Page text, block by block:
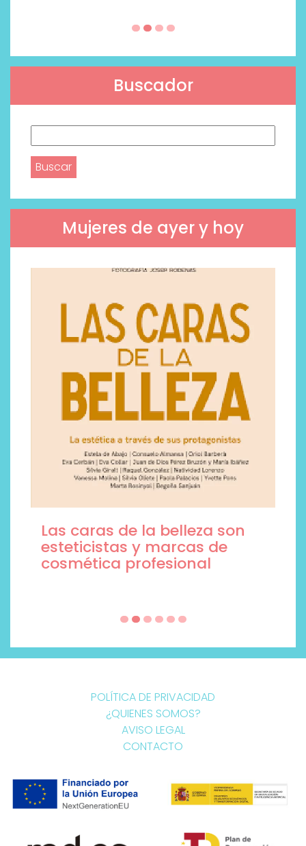
Buscador
Mujeres de ayer y hoy
Las caras de la belleza son
esteticistas y marcas de
cosmética profesional
POLÍTICA DE PRIVACIDAD
¿QUIENES SOMOS?
AVISO LEGAL
CONTACTO